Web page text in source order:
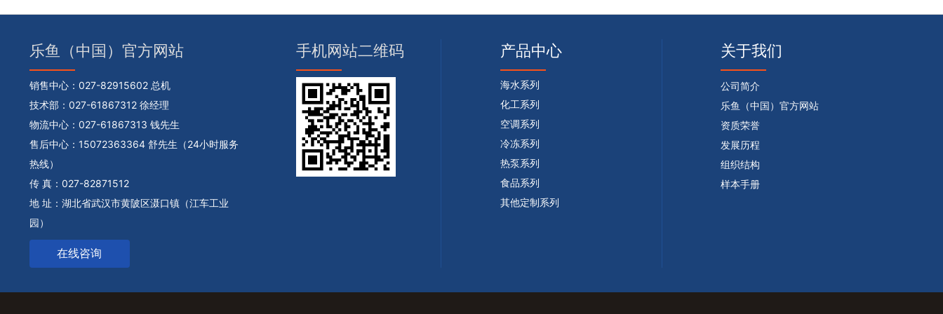
乐鱼（中国）官方网站
销售中心： 027-82915602 总机
技术部： 027-61867312 徐经理
物流中心： 027-61867313 钱先生
售后中心： 15072363364 舒先生（24小时服务
热线）
传 真：027-82871512
地 址：湖北省武汉市黄陂区滠口镇（江车工业
园）
在线咨询
手机网站二维码 产品中心
海水系列
化工系列
空调系列
冷冻系列
热泵系列
食品系列
其他定制系列
关于我们
公司简介
乐鱼（中国）官方网站
资质荣誉
发展历程
组织结构
样本手册